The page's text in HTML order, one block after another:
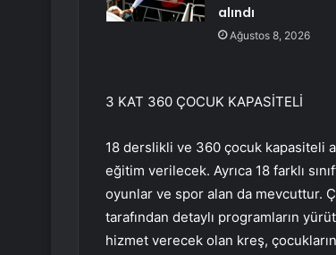
alındı
Ağustos 8, 2026
3 KAT 360 ÇOCUK KAPASİTELİ
18 derslikli ve 360 ​​çocuk kapasiteli
eğitim verilecek. Ayrıca 18 farklı
oyunlar ve spor alan da mevcuttur.
tarafından detaylı programların
hizmet verecek olan kreş,